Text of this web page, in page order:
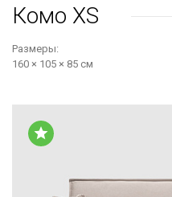
Комо XS
Размеры:
160 × 105 × 85 см